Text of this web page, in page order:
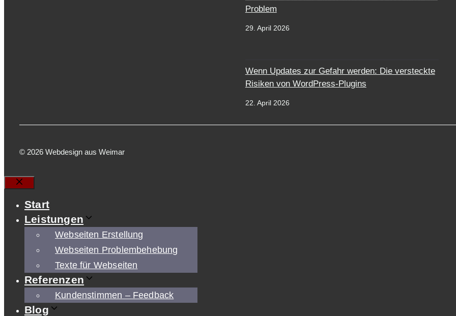
Problem
29. April 2026
Wenn Updates zur Gefahr werden: Die versteckte
Risiken von WordPress-Plugins
22. April 2026
© 2026 Webdesign aus Weimar
Start
Leistungen
Webseiten Erstellung
Webseiten Problembehebung
Texte für Webseiten
Referenzen
Kundenstimmen – Feedback
Blog